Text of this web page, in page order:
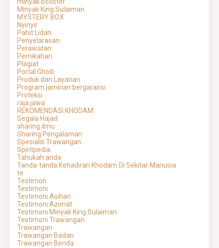
Minyak King Sulaiman
MYSTERY BOX
Nyinyir
Pahit Lidah
Penyelarasan
Perawatan
Pernikahan
Plagiat
Portal Ghoib
Produk dan Layanan
Program jaminan bergaransi
Proteksi
raja jawa
REKOMENDASI KHODAM
Segala Hajad
sharing ilmu
Sharing Pengalaman
Spesialis Trawangan
Spiritpedia
Tahukah anda
Tanda-tanda Kehadiran Khodam Di Sekitar Manusia
te
Testimon
Testimoni
Testimoni Asihan
Testimoni Azimat
Testimoni Minyak King Sulaiman
Testimoni Trawangan
Trawangan
Trawangan Badan
Trawangan Benda